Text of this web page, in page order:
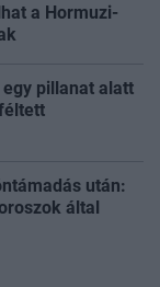
a Hormuzi-
pillanat alatt
után:
által